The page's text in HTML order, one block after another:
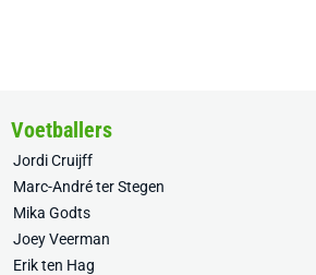
Voetballers
Jordi Cruijff
Marc-André ter Stegen
Mika Godts
Joey Veerman
Erik ten Hag